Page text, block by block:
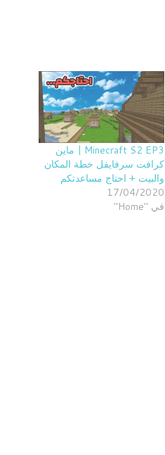
Minecraft S2 EP3 | ماين
كرافت سرفايفل خطة المكان
والبيت + احتاج مساعدتكم
17/04/2020
في "Home"